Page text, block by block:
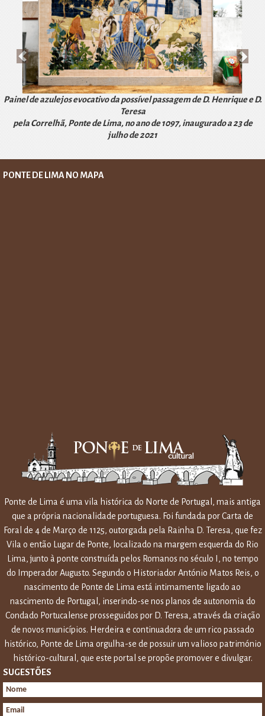
Painel de azulejos evocativo da possível passagem de D. Henrique e D.
Teresa
pela Correlhã, Ponte de Lima, no ano de 1097, inaugurado a 23 de
julho de 2021
r
i
r
i
m
PONTE DE LIMA NO MAPA
Ponte de Lima é uma vila histórica do Norte de Portugal, mais antiga
que a própria nacionalidade portuguesa. Foi fundada por Carta de
Foral de 4 de Março de 1125, outorgada pela Rainha D. Teresa, que fez
Vila o então Lugar de Ponte, localizado na margem esquerda do Rio
Lima, junto à ponte construída pelos Romanos no século I, no tempo
do Imperador Augusto. Segundo o Historiador António Matos Reis, o
nascimento de Ponte de Lima está intimamente ligado ao
nascimento de Portugal, inserindo-se nos planos de autonomia do
Condado Portucalense prosseguidos por D. Teresa, através da criação
de novos municípios. Herdeira e continuadora de um rico passado
histórico, Ponte de Lima orgulha-se de possuir um valioso património
histórico-cultural, que este portal se propõe promover e divulgar.
SUGESTÕES